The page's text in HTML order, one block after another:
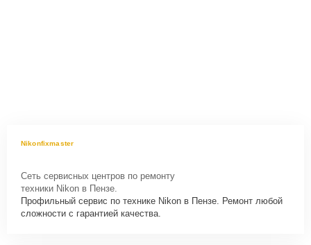
Nikonfixmaster
Сеть сервисных центров по ремонту
техники Nikon в Пензе.
Профильный сервис по технике Nikon в Пензе. Ремонт любой
сложности с гарантией качества.